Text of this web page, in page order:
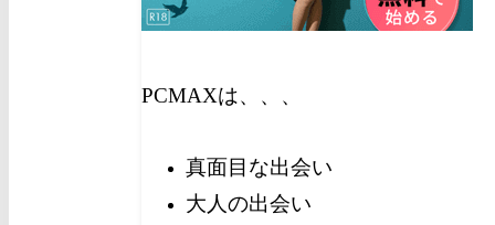
PCMAXは、、、
真面目な出会い
大人の出会い